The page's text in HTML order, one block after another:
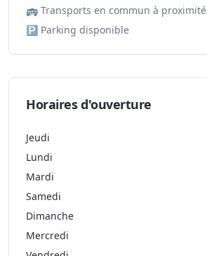
🚌 Transports en commun à proximité
🅿️ Parking disponible
Horaires d'ouverture
Jeudi
Lundi
Mardi
Samedi
Dimanche
Mercredi